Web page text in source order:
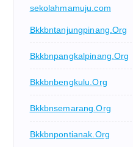
sekolahmamuju.com
Bkkbntanjungpinang.org
Bkkbnpangkalpinang.org
Bkkbnbengkulu.org
Bkkbnsemarang.org
Bkkbnpontianak.org